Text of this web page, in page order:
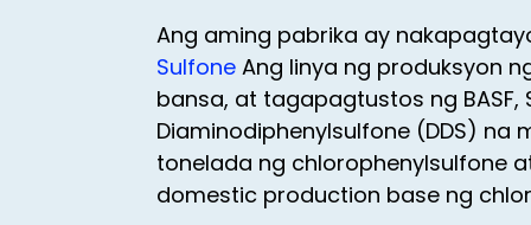
Ang aming pabrika ay
Sulfone Ang linya ng produksyon
bansa, at tagapagtustos ng BASF,
Diaminodiphenylsulfone (DDS)
tonelada ng chlorophenylsulfone
domestic production base ng